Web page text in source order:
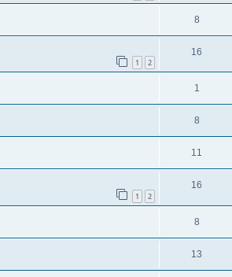
8
1 2
16
1
8
11
1 2
16
8
13